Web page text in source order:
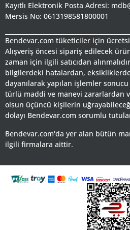
Kayıtlı Elektronik Posta Adresi:
Mersis No: 0613198581800001
Bendevar.com tüketiciler için
Alışveriş öncesi sipariş edilecek
zaman için ilgili satıcıdan
bilgilerdeki hatalardan,
dayanılarak yapılan işlemler
türlü maddi ve manevi zararlardan
olsun üçüncü kişilerin
dolayı Bendevar.com sorumlu
Bendevar.com'da yer alan bütün
ilgili firmalara aittir.